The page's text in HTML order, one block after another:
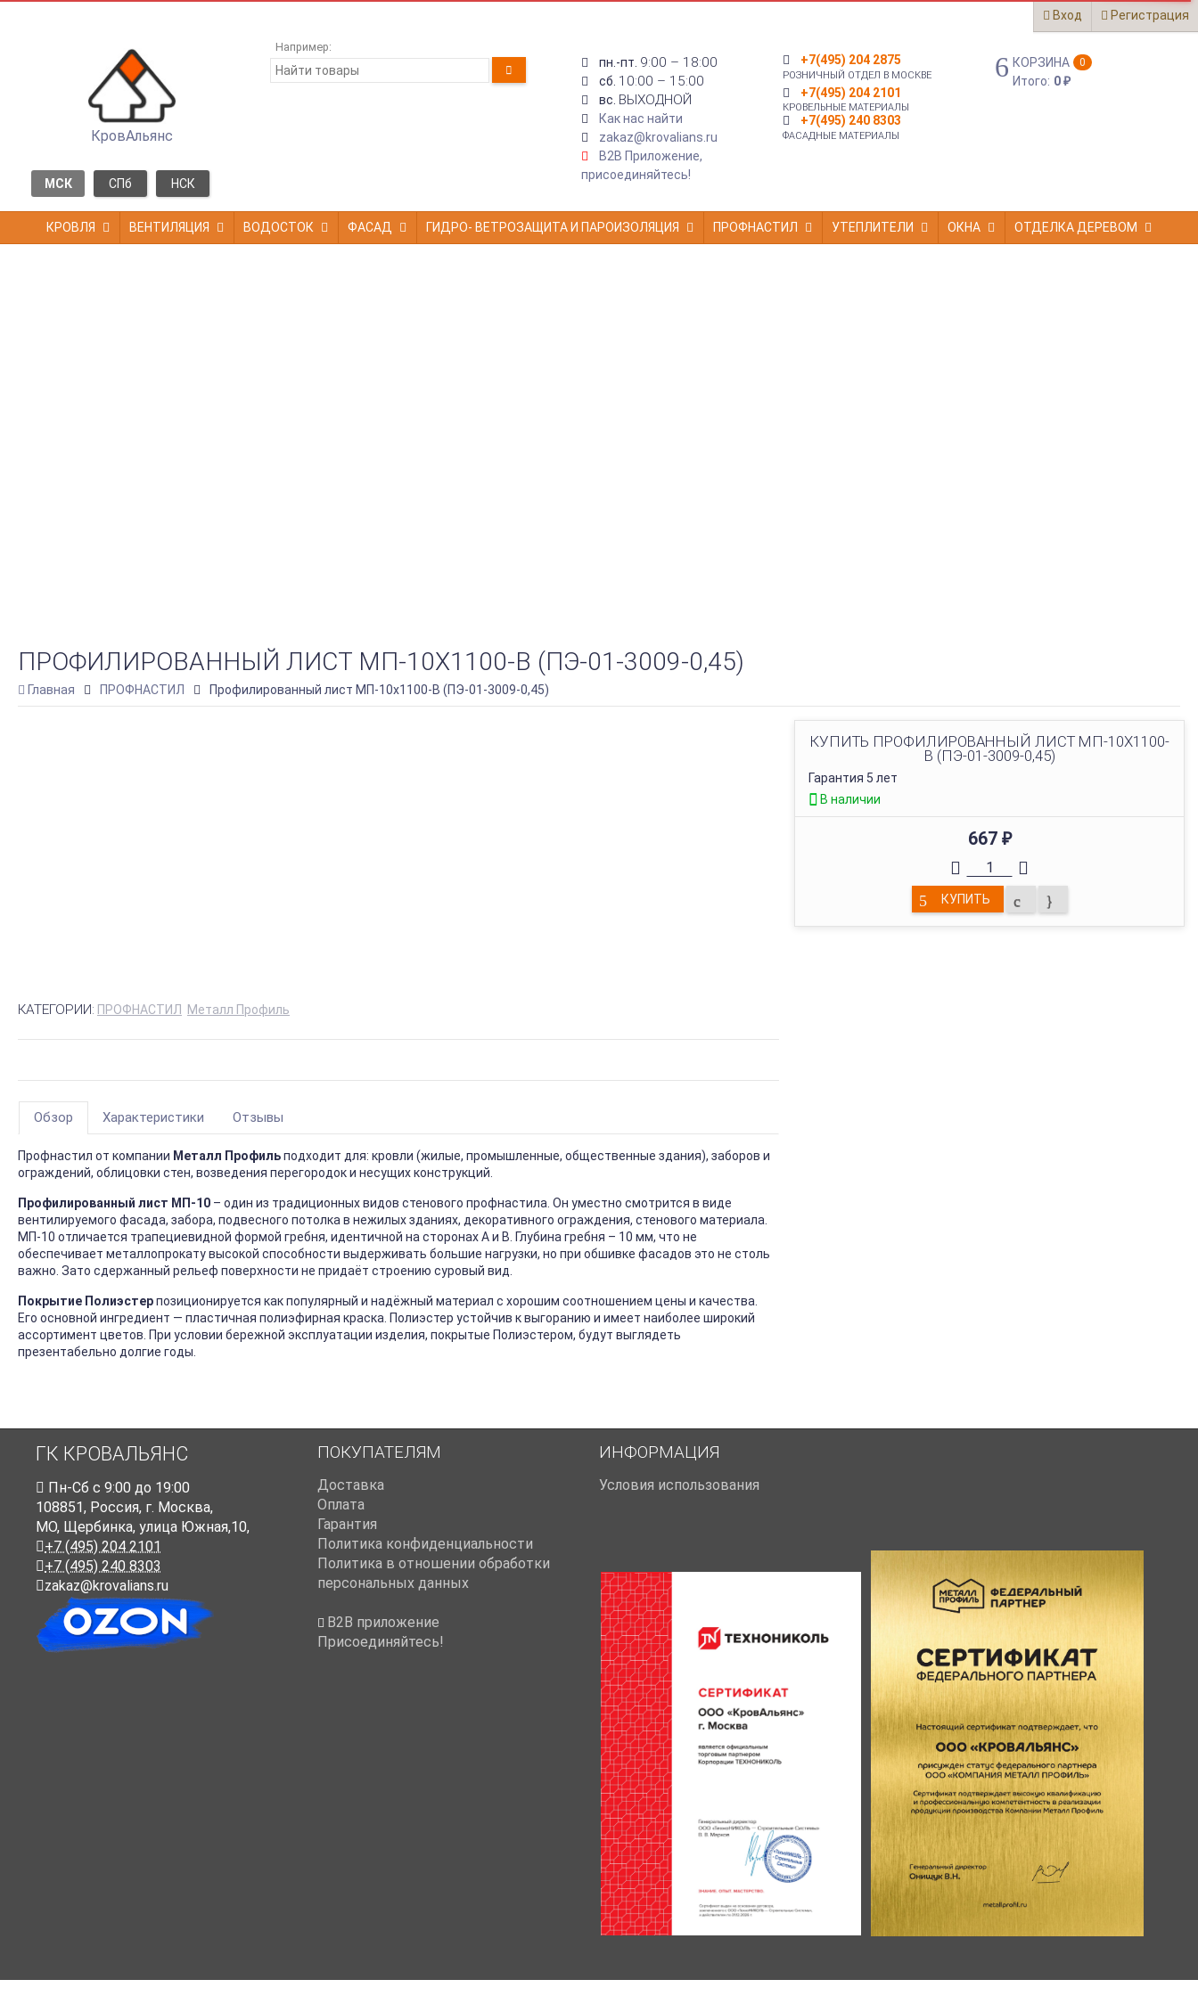
Вход Регистрация
КровАльянс
МСК СПб НСК
Например:
пн.-пт. 9:00 – 18:00
сб. 10:00 – 15:00
вс. ВЫХОДНОЙ
Как нас найти
zakaz@krovalians.ru
B2B Приложение,
присоединяйтесь!
+7(495) 204 2875
РОЗНИЧНЫЙ ОТДЕЛ В МОСКВЕ
+7(495) 204 2101
КРОВЕЛЬНЫЕ МАТЕРИАЛЫ
+7(495) 240 8303
ФАСАДНЫЕ МАТЕРИАЛЫ
КОРЗИНА 0
Итого: 0₽
КРОВЛЯ ВЕНТИЛЯЦИЯ ВОДОСТОК ФАСАД ГИДРО- ВЕТРОЗАЩИТА И ПАРОИЗОЛЯЦИЯ ПРОФНАСТИЛ УТЕПЛИТЕЛИ ОКНА ОТДЕЛКА ДЕРЕВОМ
ПРОФИЛИРОВАННЫЙ ЛИСТ МП-10Х1100-B (ПЭ-01-3009-0,45)
Главная ПРОФНАСТИЛ Профилированный лист МП-10х1100-B (ПЭ-01-3009-0,45)
КУПИТЬ ПРОФИЛИРОВАННЫЙ ЛИСТ МП-10Х1100-
B (ПЭ-01-3009-0,45)
Гарантия 5 лет
В наличии
667 ₽
КУПИТЬ
КАТЕГОРИИ: ПРОФНАСТИЛ Металл Профиль
Обзор Характеристики Отзывы
Профнастил от компании Металл Профильподходит для: кровли (жилые, промышленные, общественные здания), заборов и
ограждений, облицовки стен, возведения перегородок и несущих конструкций.
Профилированный лист МП-10 – один из традиционных видов стенового профнастила. Он уместно смотрится в виде
вентилируемого фасада, забора, подвесного потолка в нежилых зданиях, декоративного ограждения, стенового материала.
МП-10 отличается трапециевидной формой гребня, идентичной на сторонах А и В. Глубина гребня – 10 мм, что не
обеспечивает металлопрокату высокой способности выдерживать большие нагрузки, но при обшивке фасадов это не столь
важно. Зато сдержанный рельеф поверхности не придаёт строению суровый вид.
Покрытие Полиэстерпозиционируется как популярный и надёжный материал с хорошим соотношением цены и качества.
Его основной ингредиент — пластичная полиэфирная краска. Полиэстер устойчив к выгоранию и имеет наиболее широкий
ассортимент цветов. При условии бережной эксплуатации изделия, покрытые Полиэстером, будут выглядеть
презентабельно долгие годы.
ГК КРОВАЛЬЯНС
Пн-Cб с 9:00 до 19:00
108851, Россия, г. Москва,
МО, Щербинка, улица Южная,10,
+7 (495) 204 2101
+7 (495) 240 8303
zakaz@krovalians.ru
ПОКУПАТЕЛЯМ
Доставка
Оплата
Гарантия
Политика конфиденциальности
Политика в отношении обработки
персональных данных
B2B приложение
Присоединяйтесь!
ИНФОРМАЦИЯ
Условия использования